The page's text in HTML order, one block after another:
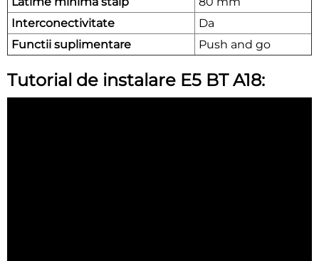
Interconectivitate
Da
Functii suplimentare
Push and go
Tutorial de instalare E5 BT A18: